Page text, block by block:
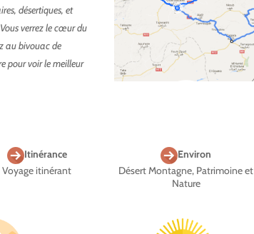
désertiques, et
verrez le cœur du
au bivouac de
pour voir le meilleur
Itinérance
Voyage itinérant
Environ
Désert Montagne, Patrimoine et
Nature